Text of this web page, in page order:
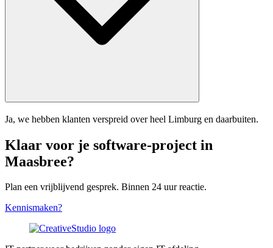
Ja, we hebben klanten verspreid over heel Limburg en daarbuiten.
Klaar voor je software-project in
Maasbree?
Plan een vrijblijvend gesprek. Binnen 24 uur reactie.
Kennismaken?